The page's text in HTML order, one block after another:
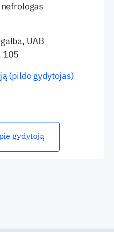
UAB
105
(pildo gydytojas)
gydytoją